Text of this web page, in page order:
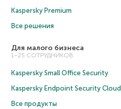
Kaspersky Premium
Все решения
Для малого бизнеса
1–25 СОТРУДНИКОВ
Kaspersky Small Office Security
Kaspersky Endpoint Security Cloud
Все продукты